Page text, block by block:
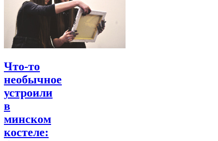
Что-то
необычное
устроили
в
минском
костеле: